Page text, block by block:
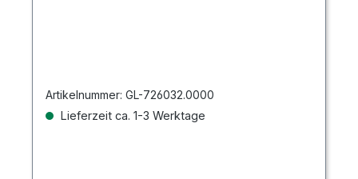
Artikelnummer: GL-726032.0000
Lieferzeit ca. 1-3 Werktage